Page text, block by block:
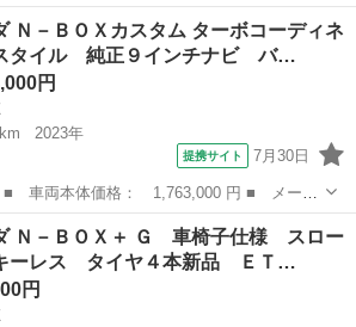
： Ｎ－ＶＡＮ＋スタイル ■ グレード
フルセグＴＶ Ｂｌｕｅｔｏｏｔｈ バッ
ダ
Ｎ－ＢＯＸカスタム ターボコーディネ
タイル 純正９インチナビ バ…
円
2023年
提携サイト 7月30日
： Ｎ－ＢＯＸカスタム ■ グレード
トスタイル 純正９インチナビ バックカ
Ｎ－ＢＯＸ＋ Ｇ 車椅子仕様 スロー
レス タイヤ４本新品 ＥＴ…
円